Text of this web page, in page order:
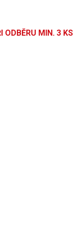
ODBĚRU MIN. 3 KS